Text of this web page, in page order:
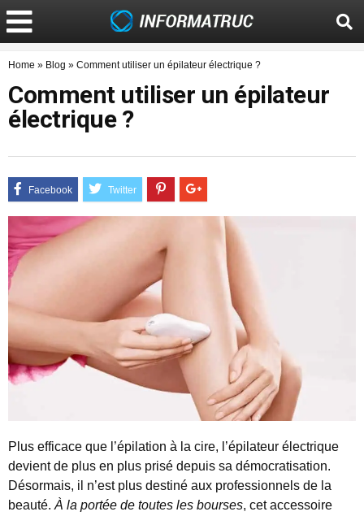
Home » Blog » Comment utiliser un épilateur électrique ?
Comment utiliser un épilateur
électrique ?
Plus efficace que l’épilation à la cire, l’épilateur électrique
devient de plus en plus prisé depuis sa démocratisation.
Désormais, il n’est plus destiné aux professionnels de la
beauté. À la portée de toutes les bourses, cet accessoire